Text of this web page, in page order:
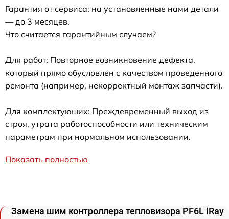
Гарантия от сервиса: на установленные нами детали
— до 3 месяцев.
Что считается гарантийным случаем?
Для работ: Повторное возникновение дефекта,
который прямо обусловлен с качеством проведенного
ремонта (например, некорректный монтаж запчасти).
Для комплектующих: Преждевременный выход из
строя, утрата работоспособности или техническим
параметрам при нормальном использовании.
Показать полностью
Замена шим контроллера тепловизора PF6L iRay